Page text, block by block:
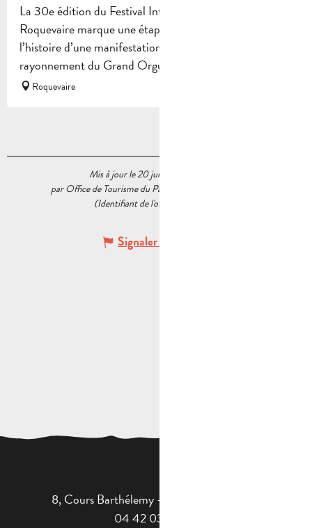
La 30e édition du Festival International d’Orgue de
Roquevaire marque une étape importante dans
l’histoire d’une manifestation qui contribue au
rayonnement du Grand Orgue et à...
Roquevaire
Mis à jour le 20 juillet 2026 à 11:27
par Office de Tourisme du Pays d’Aubagne et de l’Étoile
(Identifiant de l'offre :
Signaler une erreur
8, Cours Barthélemy - 13400 AUBAGNE
04 42 03 49 98